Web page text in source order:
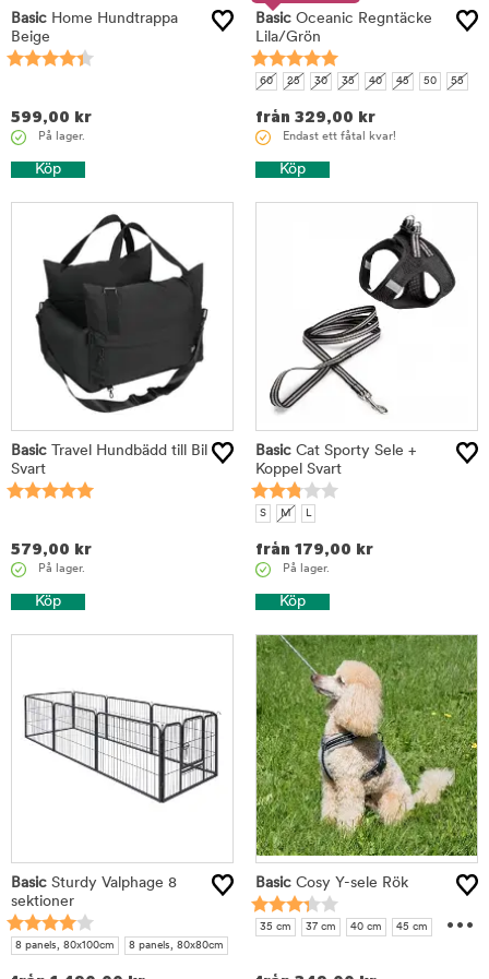
Basic Home Hundtrappa
Beige
599,00 kr
På lager.
Köp
Basic Oceanic Regntäcke
Lila/Grön
60 25 30 35 40 45 50 55
från 329,00 kr
Endast ett fåtal kvar!
Köp
Basic Travel Hundbädd till Bil
Svart
579,00 kr
På lager.
Köp
Basic Cat Sporty Sele +
Koppel Svart
S M L
från 179,00 kr
På lager.
Köp
Basic Sturdy Valphage 8
sektioner
8 panels, 80x100cm 8 panels, 80x80cm
Basic Cosy Y-sele Rök
35 cm 37 cm 40 cm
45 cm
...